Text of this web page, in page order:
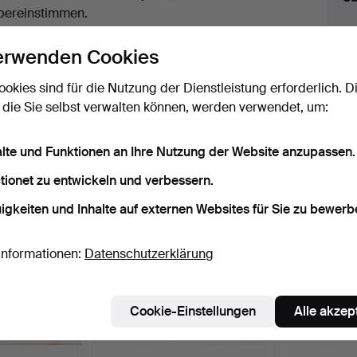
zu erhalten, sobald dieses Objekt
ist.
die mit Ihrer Suche
Cookies
sind für die Nutzung der Dienstleistung erforderlich.
Sie selbst verwalten können, werden verwendet, um:
und Funktionen an Ihre Nutzung der Website anzupassen.
zu entwickeln und verbessern.
und Inhalte auf externen Websites für Sie zu
Datenschutzerklärung
Cookie-Einstellungen Alle